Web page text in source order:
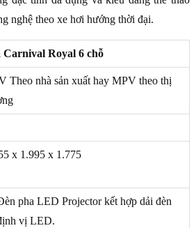
nghệ theo xe hơi hướng thời đại.
Carnival Royal 6 chỗ
Theo nhà sản xuất hay MPV theo thị
x 1.995 x 1.775
pha LED Projector kết hợp dải đèn
vị LED.